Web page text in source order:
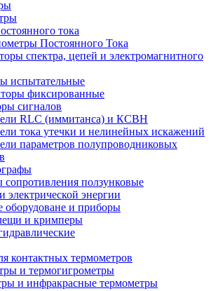
тока
Постоянного Тока
спектра, цепей и электромагнитного
испытательные
фиксированные
сигналов
RLC (иммитанса) и КСВН
тока утечки и нелинейных искажений
параметров полупроводниковых
сопротивления ползунковые
электрической энергии
оборудоване и приборы
и кримперы
контактных термометров
и термогигрометры
и инфракрасные термометры